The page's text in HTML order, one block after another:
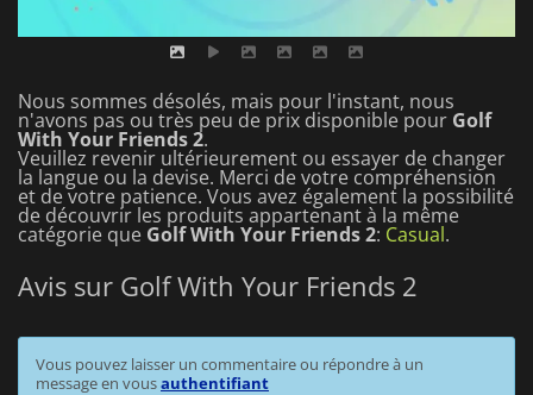
Nous sommes désolés, mais pour l'instant, nous
n'avons pas ou très peu de prix disponible pour Golf
With Your Friends 2.
Veuillez revenir ultérieurement ou essayer de changer
la langue ou la devise. Merci de votre compréhension
et de votre patience. Vous avez également la possibilité
de découvrir les produits appartenant à la même
catégorie que Golf With Your Friends 2: Casual.
Avis sur Golf With Your Friends 2
Vous pouvez laisser un commentaire ou répondre à un
message en vousauthentifiant